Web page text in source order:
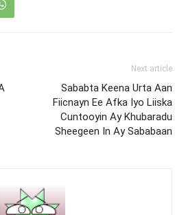
Next article
Sababta Keena Urta Aan
Fiicnayn Ee Afka Iyo Liiska
Cuntooyin Ay Khubaradu
Sheegeen In Ay Sababaan